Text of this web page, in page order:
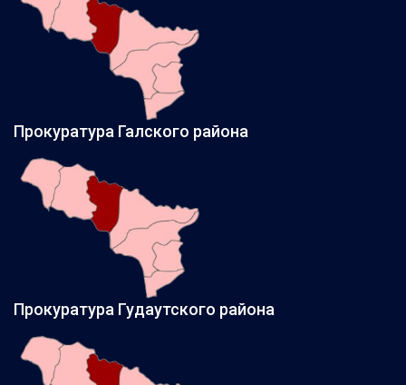
Прокуратура Галского района
Прокуратура Гудаутского района